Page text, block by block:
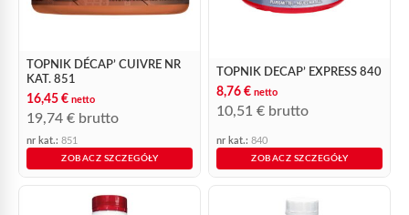
TOPNIK DÉCAP’ CUIVRE NR
KAT. 851
16,45 € netto
19,74 € brutto
nr kat.: 851
ZOBACZ SZCZEGÓŁY
TOPNIK DECAP’ EXPRESS 840
8,76 € netto
10,51 € brutto
nr kat.: 840
ZOBACZ SZCZEGÓŁY